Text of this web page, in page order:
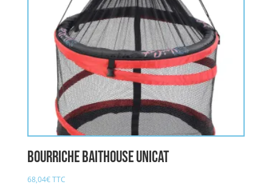
bourriche Baithouse UNICAT
68,04€TTC